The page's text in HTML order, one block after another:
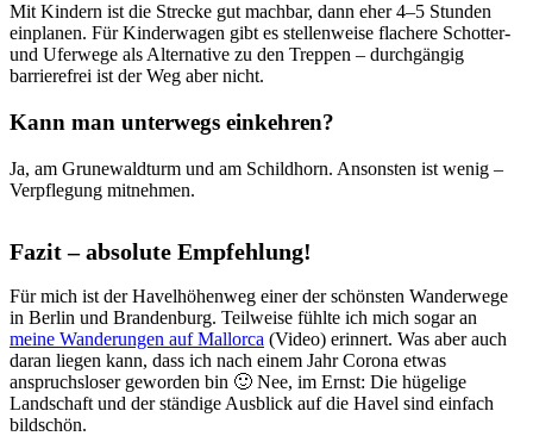
Mit Kindern ist die Strecke gut machbar, dann eher 4–5 Stunden
einplanen. Für Kinderwagen gibt es stellenweise flachere Schotter-
und Uferwege als Alternative zu den Treppen – durchgängig
barrierefrei ist der Weg aber nicht.
Kann man unterwegs einkehren?
Ja, am Grunewaldturm und am Schildhorn. Ansonsten ist wenig –
Verpflegung mitnehmen.
Fazit – absolute Empfehlung!
Für mich ist der Havelhöhenweg einer der schönsten Wanderwege
in Berlin und Brandenburg. Teilweise fühlte ich mich sogar an
meine Wanderungen auf Mallorca (Video) erinnert. Was aber auch
daran liegen kann, dass ich nach einem Jahr Corona etwas
anspruchsloser geworden bin 🙂 Nee, im Ernst: Die hügelige
Landschaft und der ständige Ausblick auf die Havel sind einfach
bildschön.